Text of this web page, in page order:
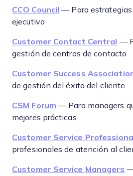
CCO Council — Para estrategias
ejecutivo
Customer Contact Central —
gestión de centros de contacto
Customer Success
de gestión del éxito del cliente
CSM Forum — Para managers
mejores prácticas
Customer Service
profesionales de atención al
Customer Service Managers